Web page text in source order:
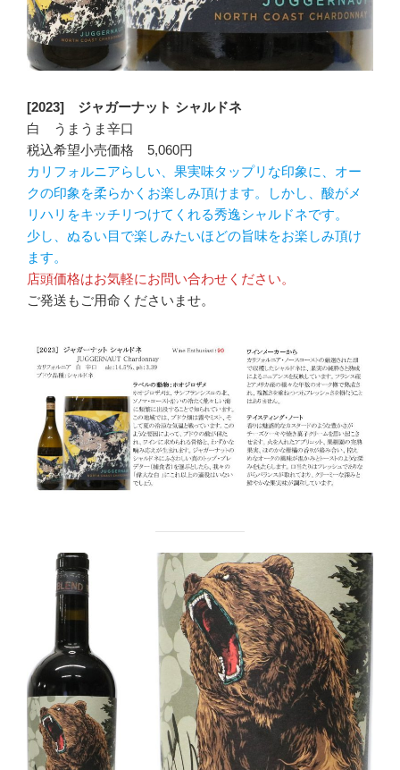
[2023] ジャガーナット シャルドネ
白 うまうま辛口
税込希望小売価格 5,060円
カリフォルニアらしい、果実味タップリな印象に、オー
クの印象を柔らかくお楽しみ頂けます。しかし、酸がメ
リハリをキッチリつけてくれる秀逸シャルドネです。
少し、ぬるい目で楽しみたいほどの旨味をお楽しみ頂け
ます。
店頭価格はお気軽にお問い合わせください。
ご発送もご用命くださいませ。